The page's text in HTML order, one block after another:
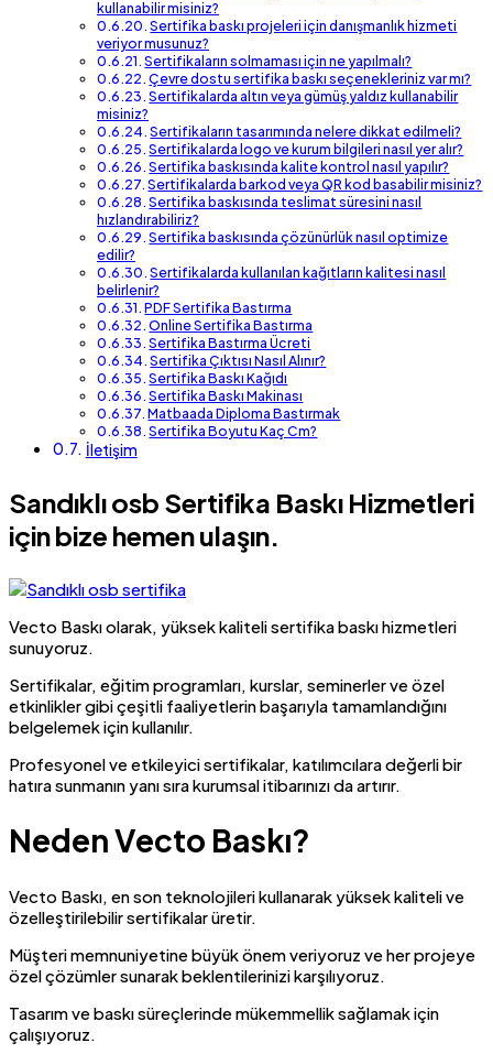
kullanabilir misiniz?
Sertifika baskı projeleri için danışmanlık hizmeti
veriyor musunuz?
Sertifikaların solmaması için ne yapılmalı?
Çevre dostu sertifika baskı seçenekleriniz var mı?
Sertifikalarda altın veya gümüş yaldız kullanabilir
misiniz?
Sertifikaların tasarımında nelere dikkat edilmeli?
Sertifikalarda logo ve kurum bilgileri nasıl yer alır?
Sertifika baskısında kalite kontrol nasıl yapılır?
Sertifikalarda barkod veya QR kod basabilir misiniz?
Sertifika baskısında teslimat süresini nasıl
hızlandırabiliriz?
Sertifika baskısında çözünürlük nasıl optimize
edilir?
Sertifikalarda kullanılan kağıtların kalitesi nasıl
belirlenir?
PDF Sertifika Bastırma
Online Sertifika Bastırma
Sertifika Bastırma Ücreti
Sertifika Çıktısı Nasıl Alınır?
Sertifika Baskı Kağıdı
Sertifika Baskı Makinası
Matbaada Diploma Bastırmak
Sertifika Boyutu Kaç Cm?
İletişim
Sandıklı osb Sertifika Baskı Hizmetleri
için bize hemen ulaşın.
Vecto Baskı olarak, yüksek kaliteli sertifika baskı hizmetleri
sunuyoruz.
Sertifikalar, eğitim programları, kurslar, seminerler ve özel
etkinlikler gibi çeşitli faaliyetlerin başarıyla tamamlandığını
belgelemek için kullanılır.
Profesyonel ve etkileyici sertifikalar, katılımcılara değerli bir
hatıra sunmanın yanı sıra kurumsal itibarınızı da artırır.
Neden Vecto Baskı?
Vecto Baskı, en son teknolojileri kullanarak yüksek kaliteli ve
özelleştirilebilir sertifikalar üretir.
Müşteri memnuniyetine büyük önem veriyoruz ve her projeye
özel çözümler sunarak beklentilerinizi karşılıyoruz.
Tasarım ve baskı süreçlerinde mükemmellik sağlamak için
çalışıyoruz.